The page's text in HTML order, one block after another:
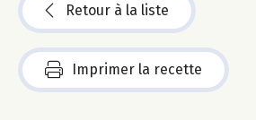
Retour à la liste
Imprimer la recette